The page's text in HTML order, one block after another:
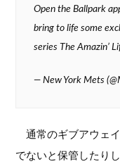
Open the Ballpark
bring to life some
series The Amazin’
— New York Mets
通常のギブアウェ
でないと保管したり